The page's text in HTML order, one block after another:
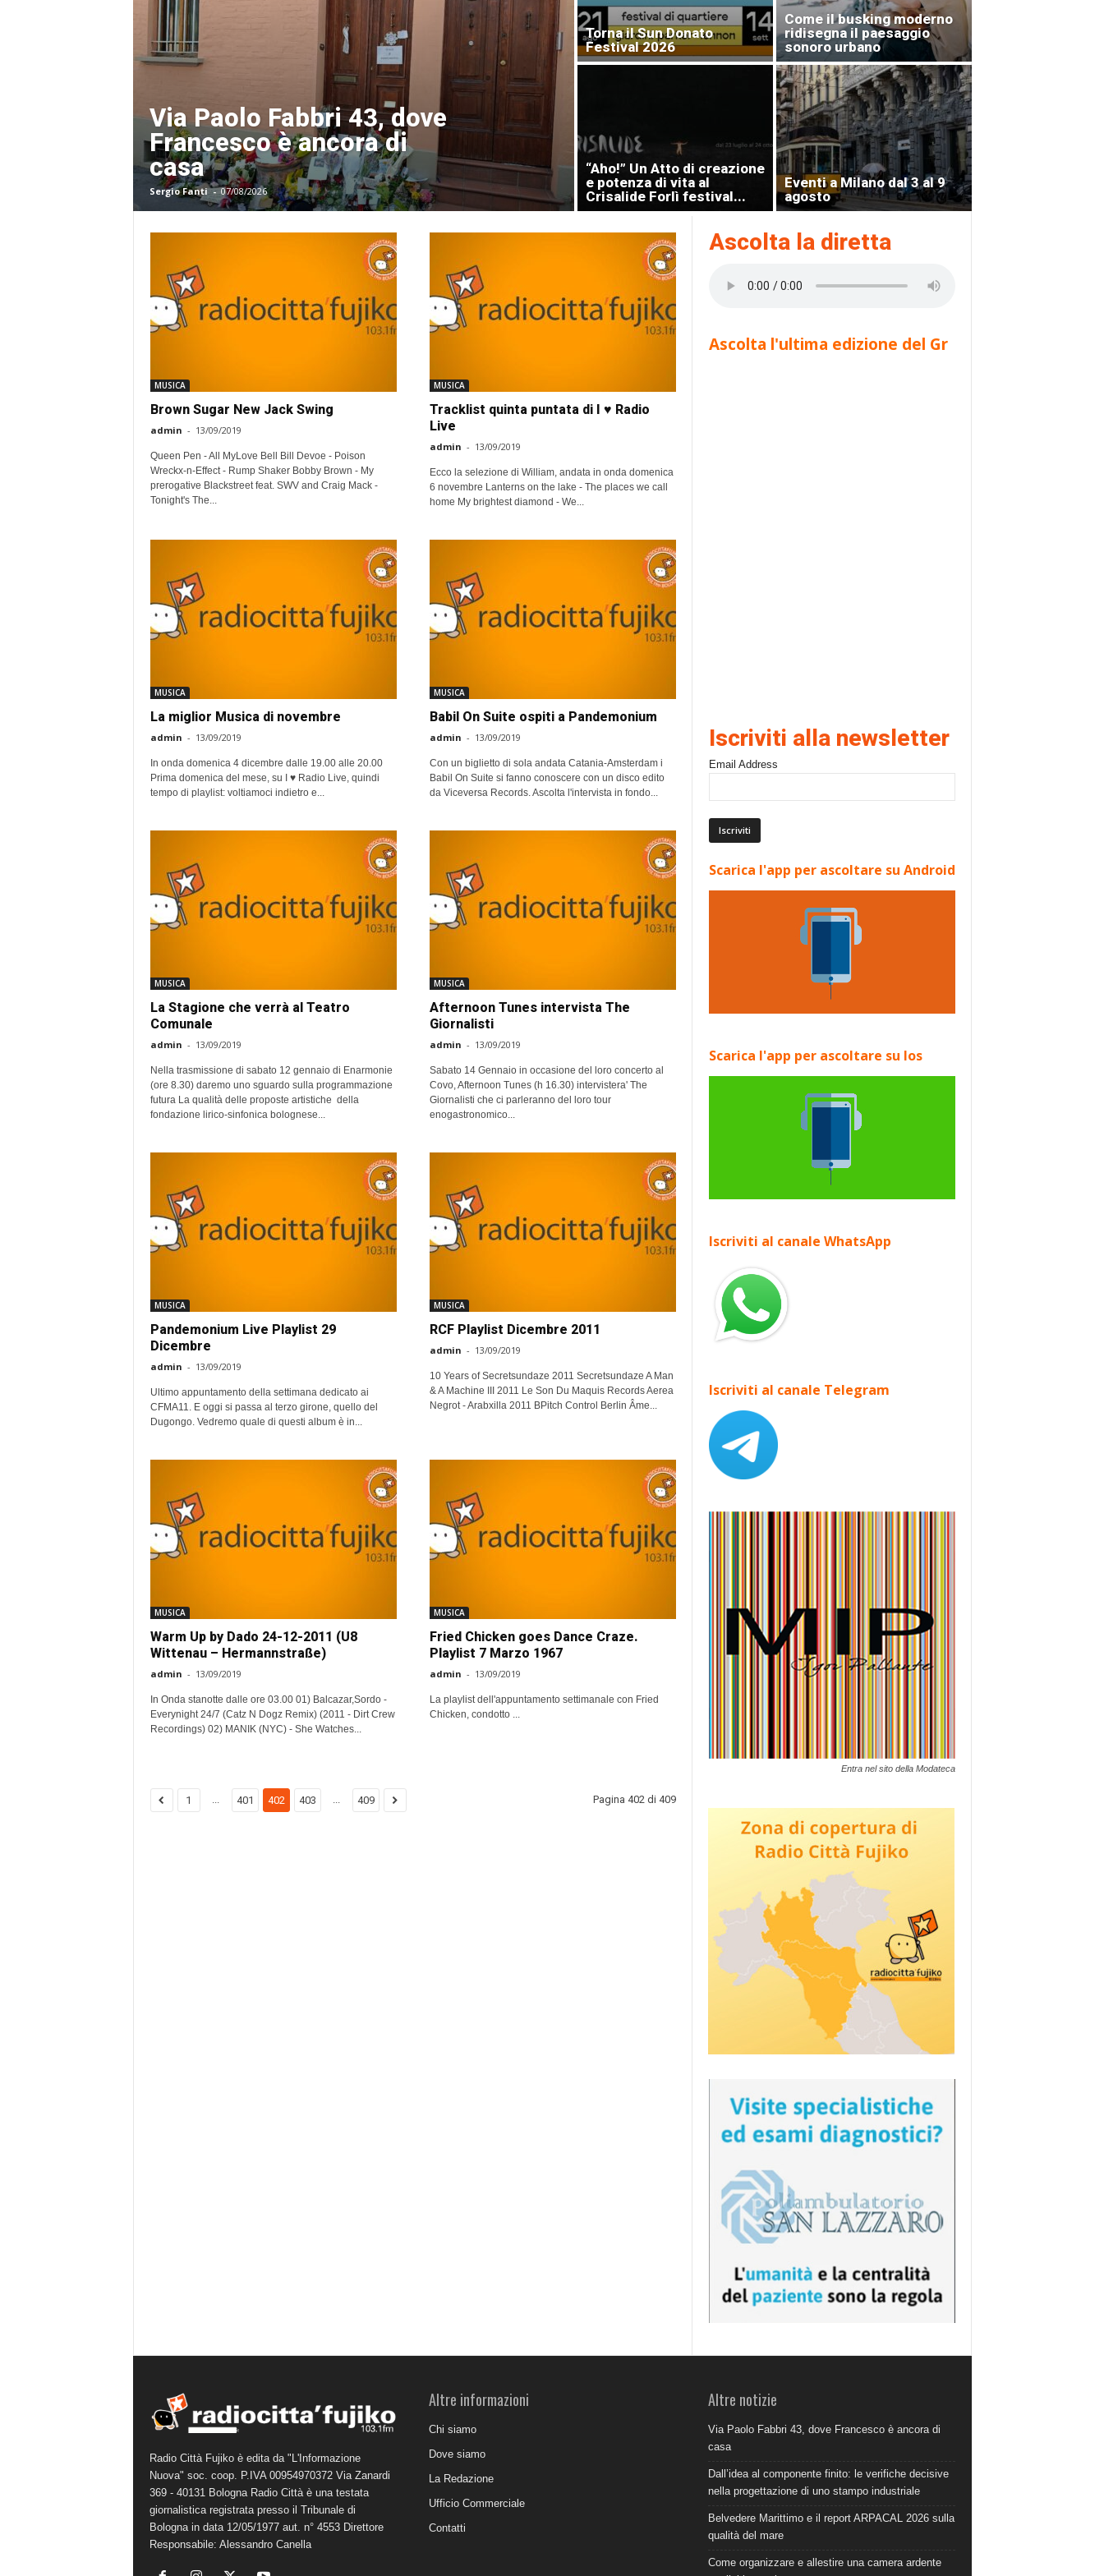
Via Paolo Fabbri 43, dove
Francesco è ancora di
casa
Sergio Fanti - 07/08/2026
Torna il Sun Donato
Festival 2026
Come il busking moderno
ridisegna il paesaggio
sonoro urbano
“Aho!” Un Atto di creazione
e potenza di vita al
Crisalide Forlì festival...
Eventi a Milano dal 3 al 9
agosto
MUSICA
Brown Sugar New Jack Swing
admin - 13/09/2019
Queen Pen - All MyLove Bell Bill Devoe - Poison
Wreckx-n-Effect - Rump Shaker Bobby Brown - My
prerogative Blackstreet feat. SWV and Craig Mack -
Tonight's The...
MUSICA
Tracklist quinta puntata di I ♥ Radio
Live
admin - 13/09/2019
Ecco la selezione di William, andata in onda domenica
6 novembre Lanterns on the lake - The places we call
home My brightest diamond - We...
MUSICA
La miglior Musica di novembre
admin - 13/09/2019
In onda domenica 4 dicembre dalle 19.00 alle 20.00
Prima domenica del mese, su I ♥ Radio Live, quindi
tempo di playlist: voltiamoci indietro e...
MUSICA
Babil On Suite ospiti a Pandemonium
admin - 13/09/2019
Con un biglietto di sola andata Catania-Amsterdam i
Babil On Suite si fanno conoscere con un disco edito
da Viceversa Records. Ascolta l'intervista in fondo...
MUSICA
La Stagione che verrà al Teatro
Comunale
admin - 13/09/2019
Nella trasmissione di sabato 12 gennaio di Enarmonie
(ore 8.30) daremo uno sguardo sulla programmazione
futura La qualità delle proposte artistiche della
fondazione lirico-sinfonica bolognese...
MUSICA
Afternoon Tunes intervista The
Giornalisti
admin - 13/09/2019
Sabato 14 Gennaio in occasione del loro concerto al
Covo, Afternoon Tunes (h 16.30) intervistera' The
Giornalisti che ci parleranno del loro tour
enogastronomico...
MUSICA
Pandemonium Live Playlist 29
Dicembre
admin - 13/09/2019
Ultimo appuntamento della settimana dedicato ai
CFMA11. E oggi si passa al terzo girone, quello del
Dugongo. Vedremo quale di questi album è in...
MUSICA
RCF Playlist Dicembre 2011
admin - 13/09/2019
10 Years of Secretsundaze 2011 Secretsundaze A Man
& A Machine III 2011 Le Son Du Maquis Records Aerea
Negrot - Arabxilla 2011 BPitch Control Berlin Âme...
MUSICA
Warm Up by Dado 24-12-2011 (U8
Wittenau – Hermannstraße)
admin - 13/09/2019
In Onda stanotte dalle ore 03.00 01) Balcazar,Sordo -
Everynight 24/7 (Catz N Dogz Remix) (2011 - Dirt Crew
Recordings) 02) MANIK (NYC) - She Watches...
MUSICA
Fried Chicken goes Dance Craze.
Playlist 7 Marzo 1967
admin - 13/09/2019
La playlist dell'appuntamento settimanale con Fried
Chicken, condotto ...
1 ... 401 402 403 ... 409 Pagina 402 di 409
Ascolta la diretta
Ascolta l'ultima edizione del Gr
Iscriviti alla newsletter
Email Address
Scarica l'app per ascoltare su Android
Scarica l'app per ascoltare su Ios
Iscriviti al canale WhatsApp
Iscriviti al canale Telegram
Entra nel sito della Modateca
Radio Città Fujiko è edita da "L'Informazione
Nuova" soc. coop. P.IVA 00954970372 Via Zanardi
369 - 40131 Bologna Radio Città è una testata
giornalistica registrata presso il Tribunale di
Bologna in data 12/05/1977 aut. n° 4553 Direttore
Responsabile: Alessandro Canella
Altre informazioni
Chi siamo
Dove siamo
La Redazione
Ufficio Commerciale
Contatti
Altre notizie
Via Paolo Fabbri 43, dove Francesco è ancora di
casa
Dall’idea al componente finito: le verifiche decisive
nella progettazione di uno stampo industriale
Belvedere Marittimo e il report ARPACAL 2026 sulla
qualità del mare
Come organizzare e allestire una camera ardente